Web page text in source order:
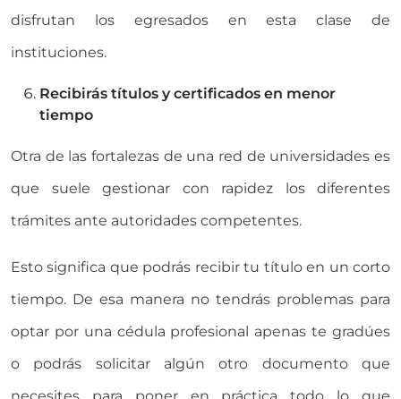
disfrutan los egresados en esta clase de
instituciones.
Recibirás títulos y certificados en menor
tiempo
Otra de las fortalezas de una red de universidades es
que suele gestionar con rapidez los diferentes
trámites ante autoridades competentes.
Esto significa que podrás recibir tu título en un corto
tiempo. De esa manera no tendrás problemas para
optar por una cédula profesional apenas te gradúes
o podrás solicitar algún otro documento que
necesites para poner en práctica todo lo que